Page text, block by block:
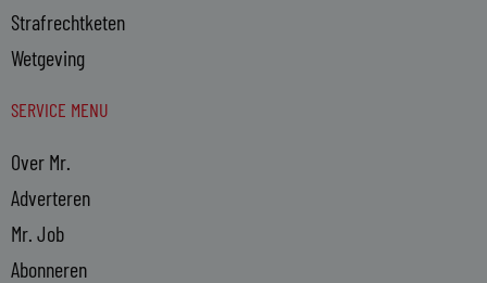
Strafrechtketen
Wetgeving
SERVICE MENU
Over Mr.
Adverteren
Mr. Job
Abonneren